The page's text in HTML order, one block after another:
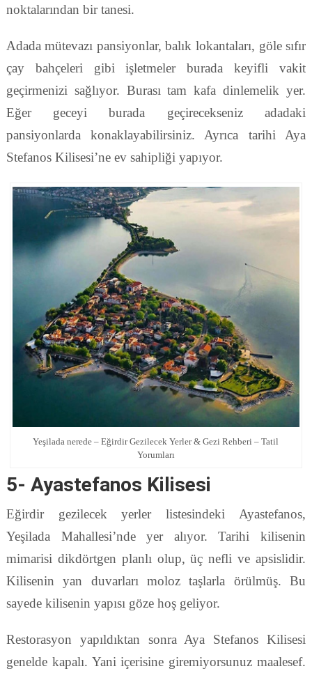
noktalarından bir tanesi.
Adada mütevazı pansiyonlar, balık lokantaları, göle sıfır
çay bahçeleri gibi işletmeler burada keyifli vakit
geçirmenizi sağlıyor. Burası tam kafa dinlemelik yer.
Eğer geceyi burada geçirecekseniz adadaki
pansiyonlarda konaklayabilirsiniz. Ayrıca tarihi Aya
Stefanos Kilisesi’ne ev sahipliği yapıyor.
Yeşilada nerede – Eğirdir Gezilecek Yerler & Gezi Rehberi – Tatil
Yorumları
5- Ayastefanos Kilisesi
Eğirdir gezilecek yerler listesindeki Ayastefanos,
Yeşilada Mahallesi’nde yer alıyor. Tarihi kilisenin
mimarisi dikdörtgen planlı olup, üç nefli ve apsislidir.
Kilisenin yan duvarları moloz taşlarla örülmüş. Bu
sayede kilisenin yapısı göze hoş geliyor.
Restorasyon yapıldıktan sonra Aya Stefanos Kilisesi
genelde kapalı. Yani içerisine giremiyorsunuz maalesef.